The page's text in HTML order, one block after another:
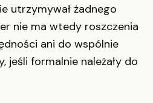
utrzymywał żadnego
nie ma wtedy roszczenia
ani do wspólnie
jeśli formalnie należały do